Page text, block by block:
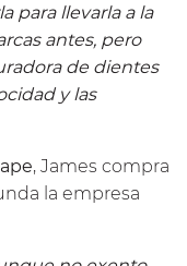
para llevarla a la
antes, pero
de dientes
y las
, James compra
la empresa